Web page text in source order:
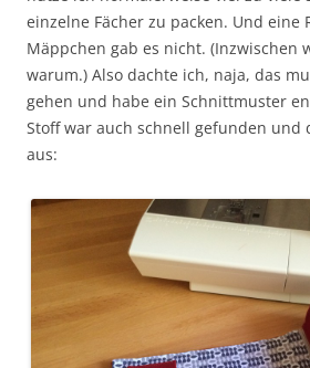
einzelne Fächer zu packen. Und
Mäppchen gab es nicht. (Inzwischen
warum.) Also dachte ich, naja, das
gehen und habe ein Schnittmuster
Stoff war auch schnell gefunden und
aus: